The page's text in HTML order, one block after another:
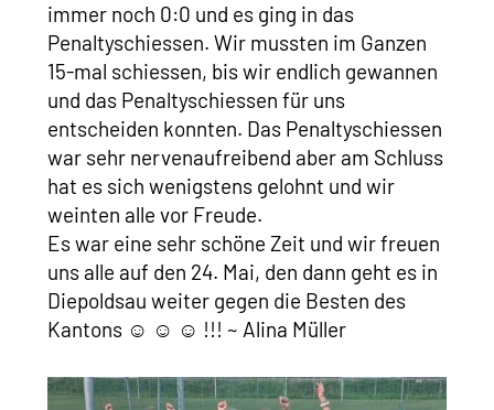
immer noch 0:0 und es ging in das
Penaltyschiessen. Wir mussten im Ganzen
15-mal schiessen, bis wir endlich gewannen
und das Penaltyschiessen für uns
entscheiden konnten. Das Penaltyschiessen
war sehr nervenaufreibend aber am Schluss
hat es sich wenigstens gelohnt und wir
weinten alle vor Freude.
Es war eine sehr schöne Zeit und wir freuen
uns alle auf den 24. Mai, den dann geht es in
Diepoldsau weiter gegen die Besten des
Kantons ☺ ☺ ☺ !!! ~ Alina Müller